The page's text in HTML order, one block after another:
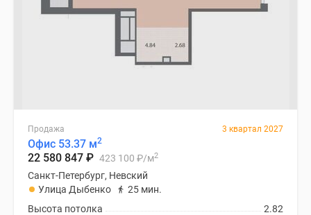
Продажа 3 квартал 2027
Офис 53.37 м2
22 580 847 ₽ 423 100 ₽/м2
Санкт-Петербург, Невский
Улица Дыбенко
25 мин.
2.82
Высота потолка